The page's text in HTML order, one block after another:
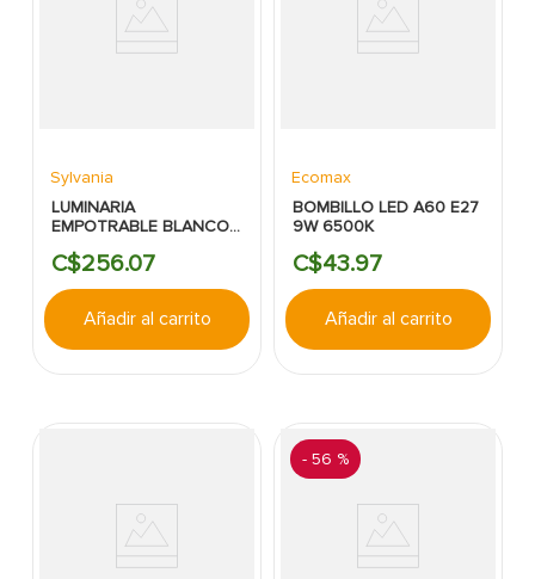
Sylvania
LUMINARIA
EMPOTRABLE BLANCO
240V REDONDO
630LM
C$256.07
Añadir al carrito
Ecomax
BOMBILLO LED A60 E27
9W 6500K
C$43.97
Añadir al carrito
- 56 %